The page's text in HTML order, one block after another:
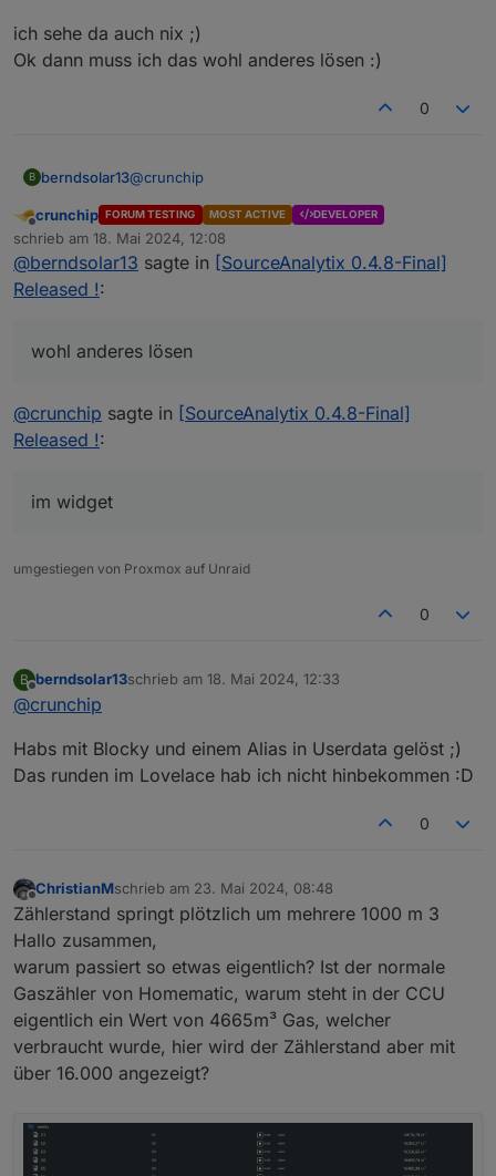
ich sehe da auch nix ;)
Ok dann muss ich das wohl anderes lösen :)
0
B berndsolar13@crunchip
ich sehe da auch nix ;)
Offline
crunchip FORUM TESTING MOST ACTIVE DEVELOPER
schrieb am 18. Mai 2024, 12:08
zuletzt editiert von
@berndsolar13 sagte in [SourceAnalytix 0.4.8-Final]
Released !:
wohl anderes lösen
@crunchip sagte in [SourceAnalytix 0.4.8-Final]
Released !:
im widget
umgestiegen von Proxmox auf Unraid
0
B
Offline
berndsolar13schrieb am 18. Mai 2024, 12:33
zuletzt editiert von
@crunchip
Habs mit Blocky und einem Alias in Userdata gelöst ;)
Das runden im Lovelace hab ich nicht hinbekommen :D
0
Offline
ChristianMschrieb am 23. Mai 2024, 08:48
zuletzt editiert von
Zählerstand springt plötzlich um mehrere 1000 m 3
Hallo zusammen,
warum passiert so etwas eigentlich? Ist der normale
Gaszähler von Homematic, warum steht in der CCU
eigentlich ein Wert von 4665m³ Gas, welcher
verbraucht wurde, hier wird der Zählerstand aber mit
über 16.000 angezeigt?